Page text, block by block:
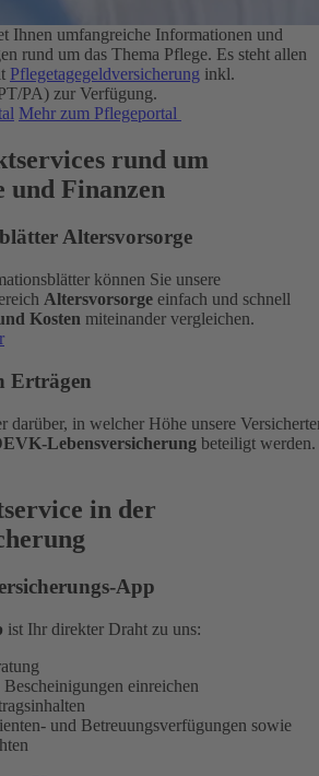
Ihnen umfangreiche Informationen und
rund um das Thema Pflege. Es steht allen
Pflegetagegeldversicherung inkl.
PA) zur Verfügung.
Mehr zum Pflegeportal
rund um
und Finanzen
Altersvorsorge
können Sie unsere
Altersvorsorge einfach und schnell
Kosten miteinander vergleichen.
Erträgen
darüber, in welcher Höhe unsere
Lebensversicherung beteiligt werden.
in der
App
ist Ihr direkter Draht zu uns:
einreichen
und Betreuungsverfügungen sowie